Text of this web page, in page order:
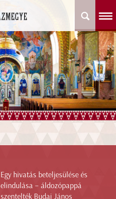
Egy hivatás beteljesülése és
elindulása – áldozópappá
szentelték Budai János